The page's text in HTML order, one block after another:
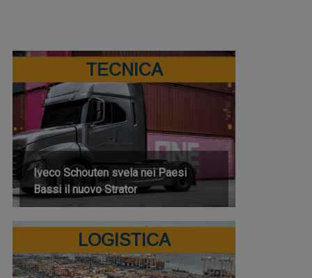
TECNICA
Iveco Schouten svela nei Paesi
Bassi il nuovo Strator
LOGISTICA